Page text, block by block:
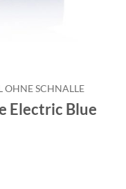
OHNE SCHNALLE
Electric Blue